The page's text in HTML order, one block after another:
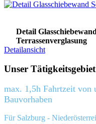
Detail
Terrassenverglasung
Detailansicht
Unser Tätigkeitsgebiet
max. 1,5h Fahrtzeit von
Bauvorhaben
Für Salzburg -